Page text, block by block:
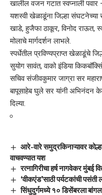
खालील वजन गटात स्वप्नाली
यशस्वी खेळाडूंना जिल्हा संघटनेच्या
खाडे, हुजैफा ठाकूर, विनोद राऊत,
मोलाचे मार्गदर्शन लाभले.
स्पर्धेतील प्रविण्यप्राप्त खेळाडूंचे
सुयोग सावंत, वाको इंडिया
सचिव संजीवकुमार जाग्रा सर
बापूसाहेब घुले सर यांनी अभिनंदन
दिल्या.
आरे-वारे समुद्रकिनाऱ्यावर
वाचवण्यात यश
रत्नागिरीचा हर्ष नागवेकर मुंबई
‘वीकएंड’साठी पर्यटकांची
सिंधुदुर्गमध्ये १० डिसेंबरला